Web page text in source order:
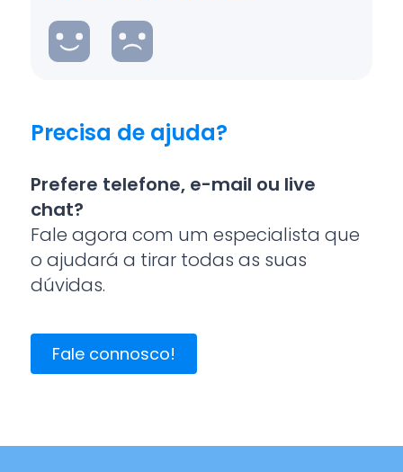
Precisa de ajuda?
Prefere telefone, e-mail ou live
chat?
Fale agora com um especialista que
o ajudará a tirar todas as suas
dúvidas.
Fale connosco!